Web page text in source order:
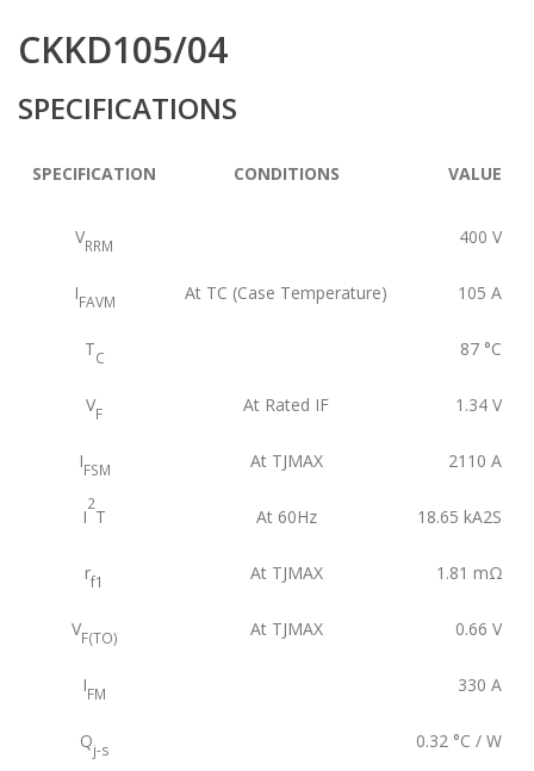
CKKD105/04
SPECIFICATIONS
SPECIFICATION CONDITIONS VALUE
VRRM 400 V
IFAVM At TC (Case Temperature) 105 A
TC 87 °C
VF At Rated IF 1.34 V
IFSM At TJMAX 2110 A
I
2
T At 60Hz 18.65 kA2S
rf1 At TJMAX 1.81 mΩ
VF(TO) At TJMAX 0.66 V
IFM 330 A
Qj-s 0.32 °C / W